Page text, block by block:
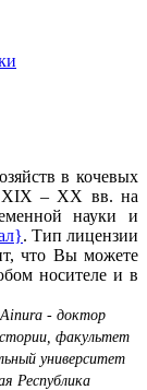
в кочевых
XIX – XX вв. на
науки и
. Тип лицензии
что Вы можете
носителе и в
- доктор
факультет
университет
Республика